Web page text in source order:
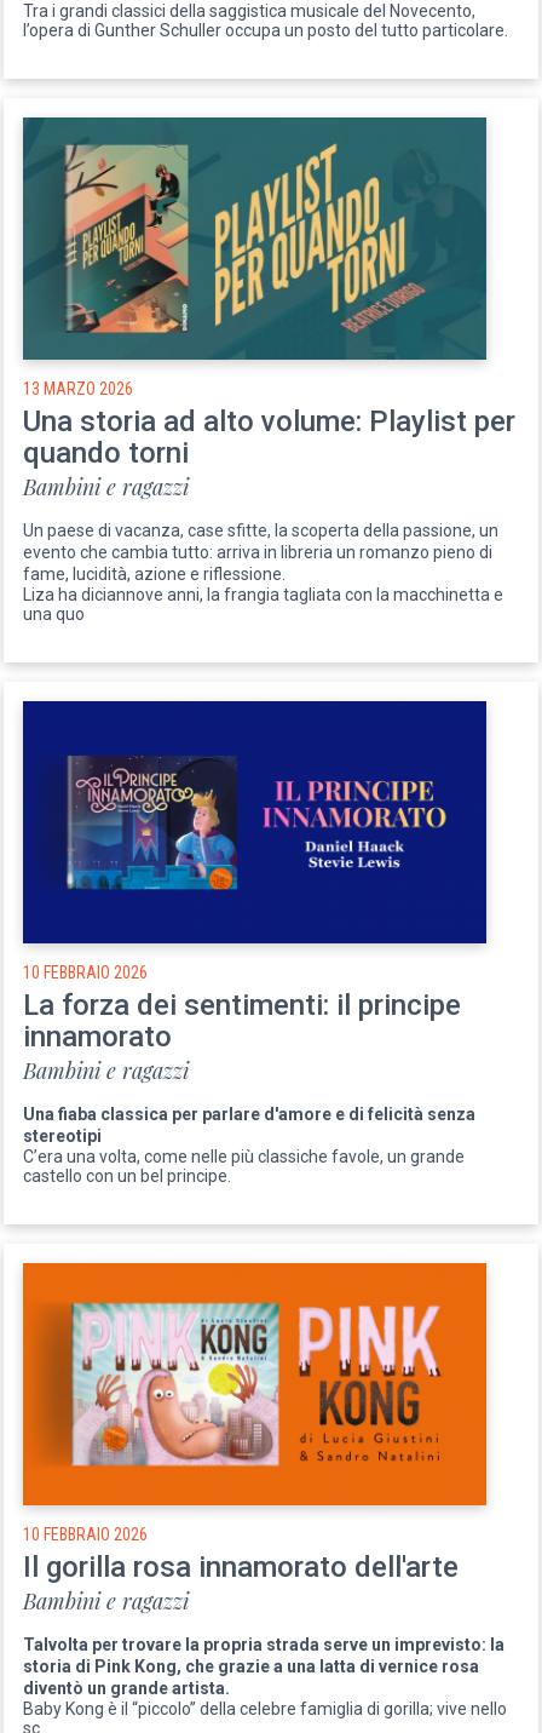
Tra i grandi classici della saggistica musicale del Novecento,
l’opera di Gunther Schuller occupa un posto del tutto particolare.
13 MARZO 2026
Una storia ad alto volume: Playlist per
quando torni
Bambini e ragazzi
Un paese di vacanza, case sfitte, la scoperta della passione, un
evento che cambia tutto: arriva in libreria un romanzo pieno di
fame, lucidità, azione e riflessione.
Liza ha diciannove anni, la frangia tagliata con la macchinetta e
una quo
10 FEBBRAIO 2026
La forza dei sentimenti: il principe
innamorato
Bambini e ragazzi
Una fiaba classica per parlare d'amore e di felicità senza
stereotipi
C’era una volta, come nelle più classiche favole, un grande
castello con un bel principe.
10 FEBBRAIO 2026
Il gorilla rosa innamorato dell'arte
Bambini e ragazzi
Talvolta per trovare la propria strada serve un imprevisto: la
storia di Pink Kong, che grazie a una latta di vernice rosa
diventò un grande artista.
Baby Kong è il “piccolo” della celebre famiglia di gorilla; vive nello
sc